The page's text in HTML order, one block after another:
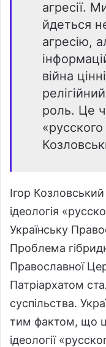
агресії.
йдеться
агресію,
війна
роль. Це
Ігор
ідеологія
Українську
Проблема
Православної
Патріархатом
суспільства.
тим фактом, що
ідеології